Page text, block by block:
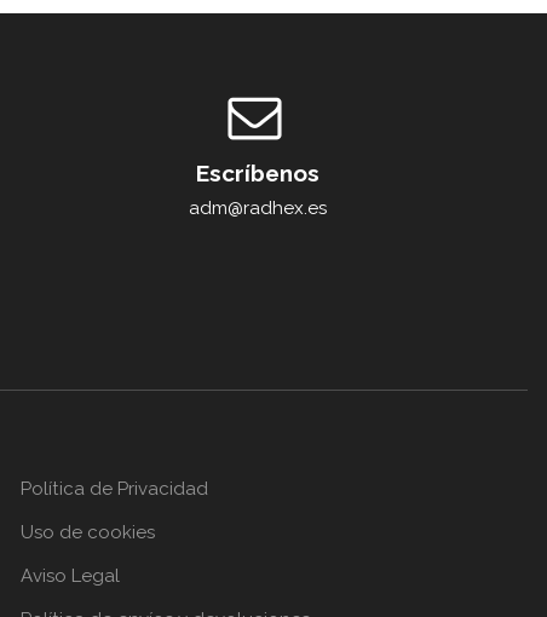
Escríbenos
adm@radhex.es
Política de Privacidad
Uso de cookies
Aviso Legal